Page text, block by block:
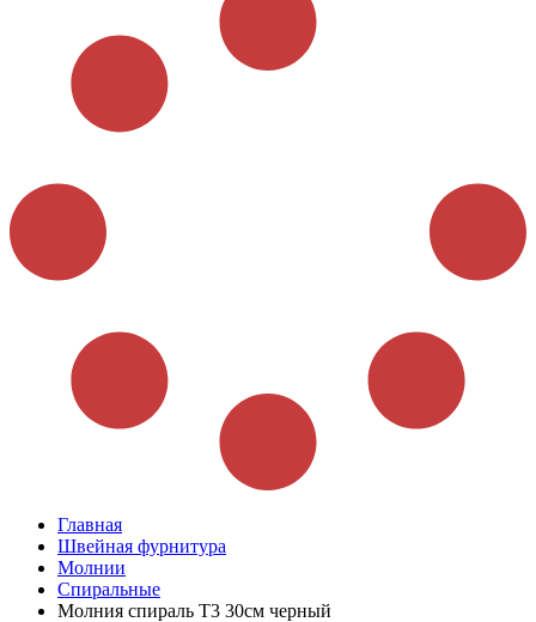
Главная
Швейная фурнитура
Молнии
Спиральные
Молния спираль Т3 30см черный